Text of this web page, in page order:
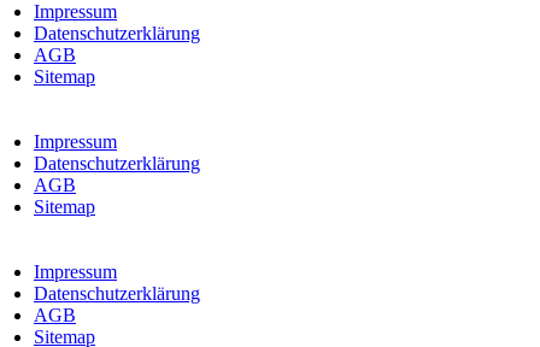
Impressum
Datenschutzerklärung
AGB
Sitemap
Impressum
Datenschutzerklärung
AGB
Sitemap
Impressum
Datenschutzerklärung
AGB
Sitemap